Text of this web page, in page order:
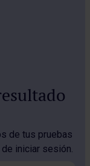
de tus pruebas
iniciar sesión.